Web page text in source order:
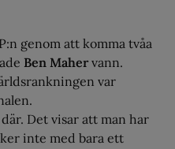
genom att komma tvåa
Ben Maher vann.
var
Det visar att man har
inte med bara ett